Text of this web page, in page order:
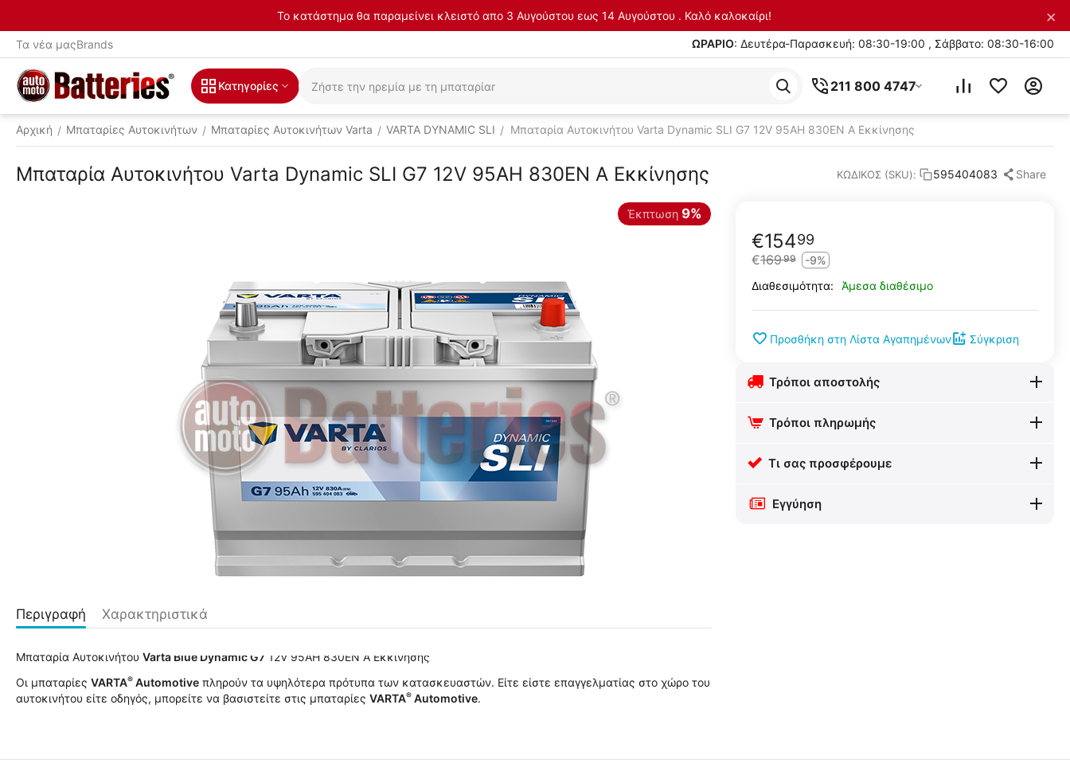
Το κατάστημα θα παραμείνει κλειστό απο 3 Αυγούστου εως 14 Αυγούστου . Καλό καλοκαίρι! ×
Τα νέα μαςBrands ΩΡΑΡΙΟ: Δευτέρα-Παρασκευή: 08:30-19:00 , Σάββατο: 08:30-16:00
Κατηγορίες 211 800 4747
Αρχική / Μπαταρίες Αυτοκινήτων / Μπαταρίες Αυτοκινήτων Varta / VARTA DYNAMIC SLI / Μπαταρία Αυτοκινήτου Varta Dynamic SLI G7 12V 95AH 830EN A Εκκίνησης
Μπαταρία Αυτοκινήτου Varta Dynamic SLI G7 12V 95AH 830EN A Εκκίνησης ΚΩΔΙΚΟΣ (SKU): 595404083 Share
€15499
€16999
-9%
Διαθεσιμότητα:
Άμεσα διαθέσιμο
Προσθήκη στη Λίστα Αγαπημένων Σύγκριση
Τρόποι αποστολής
Τρόποι πληρωμής
Τι σας προσφέρουμε
Εγγύηση
Έκπτωση 9%
Περιγραφή Χαρακτηριστικά
Μπαταρία Αυτοκινήτου Varta Blue Dynamic G7 12V 95AH 830EN A Εκκίνησης
Οι μπαταρίες VARTA® Automotive πληρούν τα υψηλότερα πρότυπα των κατασκευαστών. Είτε είστε επαγγελματίας στο χώρο του
αυτοκινήτου είτε οδηγός, μπορείτε να βασιστείτε στις μπαταρίες VARTA® Automotive.